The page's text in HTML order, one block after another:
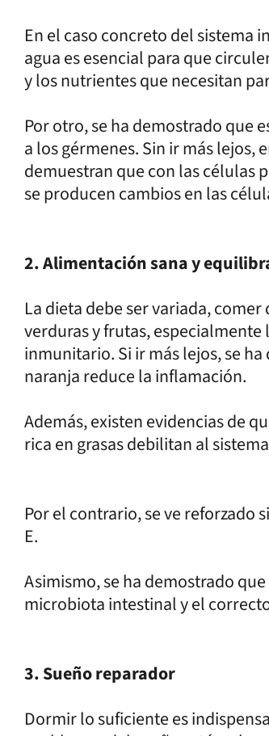
En el caso concreto del sistema
agua es esencial para que
y los nutrientes que necesitan
Por otro, se ha demostrado que
a los gérmenes. Sin ir más lejos,
demuestran que con las células
se producen cambios en las
2. Alimentación sana y
La dieta debe ser variada,
verduras y frutas,
inmunitario. Si ir más lejos, se
naranja reduce la inflamación.
Además, existen evidencias de
rica en grasas debilitan al
Por el contrario, se ve reforzado
E.
Asimismo, se ha demostrado
microbiota intestinal y el
3. Sueño reparador
Dormir lo suficiente es